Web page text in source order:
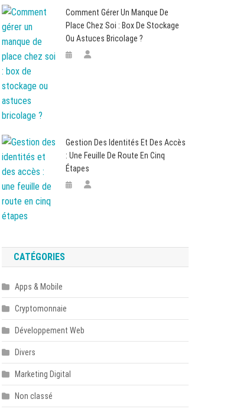
Comment Gérer Un Manque De
Place Chez Soi : Box De Stockage
Ou Astuces Bricolage ?
Gestion Des Identités Et Des Accès
: Une Feuille De Route En Cinq
Étapes
CATÉGORIES
Apps & Mobile
Cryptomonnaie
Développement Web
Divers
Marketing Digital
Non classé